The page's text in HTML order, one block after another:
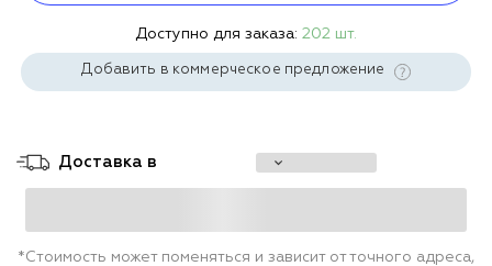
Доступно для заказа: 202 шт.
Добавить в коммерческое предложение
Доставка в
*Стоимость может поменяться и зависит от точного адреса,